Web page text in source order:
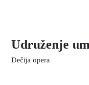
Udruženje
Dečija opera